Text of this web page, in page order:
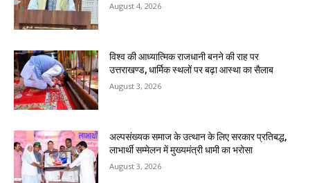
August 4, 2026
विश्व की आध्यात्मिक राजधानी बनने की राह पर
उत्तराखण्ड, धार्मिक स्थलों पर बढ़ा आस्था का सैलाब
August 3, 2026
अल्पसंख्यक समाज के उत्थान के लिए सरकार प्रतिबद्ध,
लाभार्थी सम्मेलन में मुख्यमंत्री धामी का भरोसा
August 3, 2026